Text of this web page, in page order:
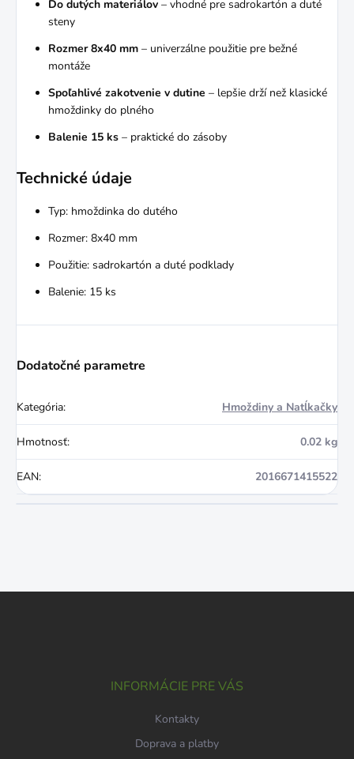
Do dutých materiálov – vhodné pre sadrokartón a duté
steny
Rozmer 8x40 mm – univerzálne použitie pre bežné
montáže
Spoľahlivé zakotvenie v dutine – lepšie drží než klasické
hmoždinky do plného
Balenie 15 ks – praktické do zásoby
Technické údaje
Typ: hmoždinka do dutého
Rozmer: 8x40 mm
Použitie: sadrokartón a duté podklady
Balenie: 15 ks
Dodatočné parametre
Kategória: Hmoždiny a Natĺkačky
Hmotnosť: 0.02 kg
EAN: 2016671415522
Z
INFORMÁCIE PRE VÁS
Kontakty
Doprava a platby